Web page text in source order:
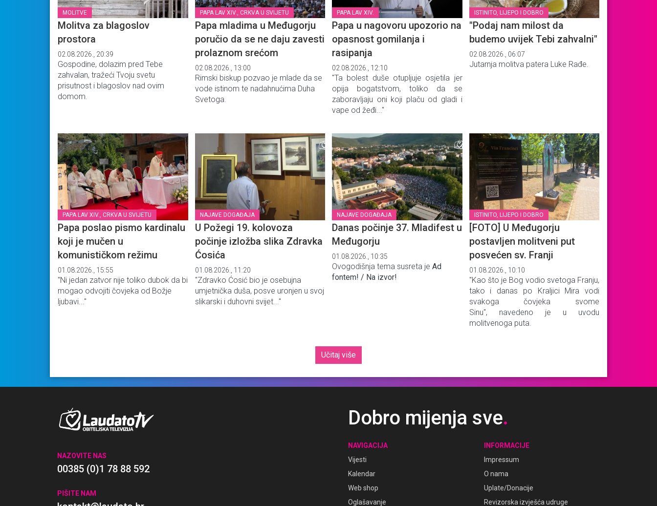
MOLITVE
Molitva za blagoslov
prostora
02.08.2026., 20:39
Gospodine, dolazim pred Tebe
zahvalan, tražeći Tvoju svetu
prisutnost i blagoslov nad ovim
domom.
PAPA LAV XIV., CRKVA U SVIJETU
Papa mladima u Međugorju
poručio da se ne daju zavesti
prolaznom srećom
02.08.2026., 13:00
Rimski biskup pozvao je mlade da se
vode istinom te nadahnućima Duha
Svetoga.
PAPA LAV XIV.
Papa u nagovoru upozorio na
opasnost gomilanja i
rasipanja
02.08.2026., 12:10
"Ta bolest duše otupljuje osjetila jer
opija bogatstvom, toliko da se
zaboravljaju oni koji plaču od gladi i
vape od žeđi..."
ISTINITO, LIJEPO I DOBRO
"Podaj nam milost da
budemo uvijek Tebi zahvalni"
02.08.2026., 06:07
Jutarnja molitva patera Luke Rađe.
PAPA LAV XIV., CRKVA U SVIJETU
Papa poslao pismo kardinalu
koji je mučen u
komunističkom režimu
01.08.2026., 15:55
"Ni jedan zatvor nije toliko dubok da bi
mogao odvojiti čovjeka od Božje
ljubavi..."
NAJAVE DOGAĐAJA
U Požegi 19. kolovoza
počinje izložba slika Zdravka
Ćosića
01.08.2026., 11:20
"Zdravko Ćosić bio je osebujna
umjetnička duša, posve uronjen u svoj
slikarski i duhovni svijet..."
NAJAVE DOGAĐAJA
Danas počinje 37. Mladifest u
Međugorju
01.08.2026., 10:35
Ovogodišnja tema susreta je Ad
fontem! / Na izvor!
ISTINITO, LIJEPO I DOBRO
[FOTO] U Međugorju
postavljen molitveni put
posvećen sv. Franji
01.08.2026., 10:10
"Kao što je Bog vodio svetoga Franju,
tako i danas po Kraljici Mira vodi
svakoga čovjeka svome
Sinu", navedeno je u uvodu
molitvenoga puta.
Učitaj više
NAZOVITE NAS
00385 (0)1 78 88 592
PIŠITE NAM
Dobro mijenja sve.
NAVIGACIJA
Vijesti
Kalendar
Web shop
Oglašavanje
INFORMACIJE
Impressum
O nama
Uplate/Donacije
Revizorska izvješća udruge